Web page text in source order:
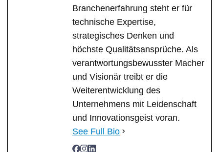
Branchenerfahrung steht er für
technische Expertise,
strategisches Denken und
höchste Qualitätsansprüche. Als
verantwortungsbewusster Macher
und Visionär treibt er die
Weiterentwicklung des
Unternehmens mit Leidenschaft
und Innovationsgeist voran.
See Full Bio